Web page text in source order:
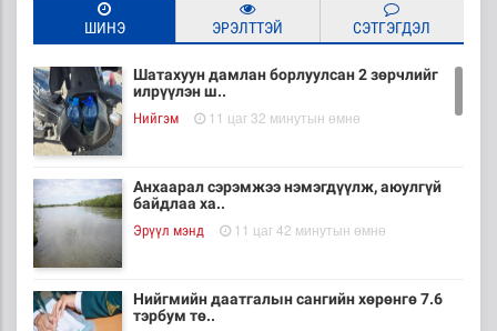
ШИНЭ ЭРЭЛТТЭЙ СЭТГЭГДЭЛ
Шатахуун дамлан борлуулсан 2 зөрчлийг
илрүүлэн ш..
Нийгэм 11 цаг 32 минутын өмнө
Анхаарал сэрэмжээ нэмэгдүүлж, аюулгүй
байдлаа ха..
Эрүүл мэнд 11 цаг 42 минутын өмнө
Нийгмийн даатгалын сангийн хөрөнгө 7.6
тэрбум тө..